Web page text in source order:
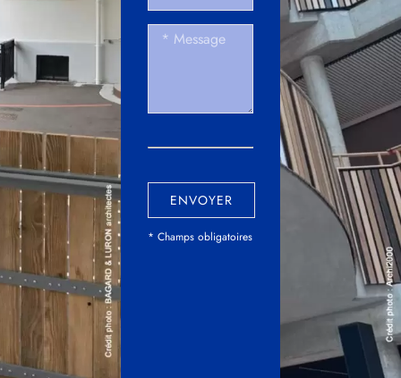
ENVOYER
* Champs obligatoires